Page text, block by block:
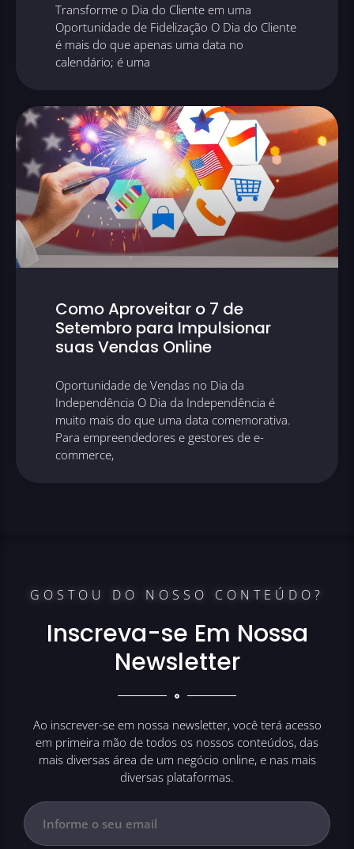
Transforme o Dia do Cliente em uma
Oportunidade de Fidelização O Dia do Cliente
é mais do que apenas uma data no
calendário; é uma
Como Aproveitar o 7 de
Setembro para Impulsionar
suas Vendas Online
Oportunidade de Vendas no Dia da
Independência O Dia da Independência é
muito mais do que uma data comemorativa.
Para empreendedores e gestores de e-
commerce,
GOSTOU DO NOSSO CONTEÚDO?
Inscreva-se Em Nossa
Newsletter
Ao inscrever-se em nossa newsletter, você terá acesso
em primeira mão de todos os nossos conteúdos, das
mais diversas área de um negócio online, e nas mais
diversas plataformas.